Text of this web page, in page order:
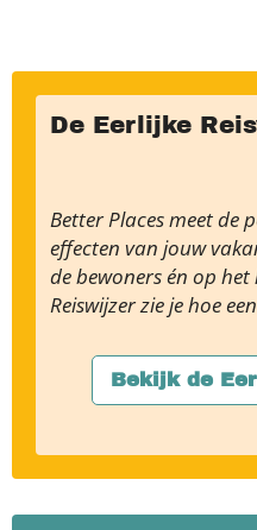
De Eerlijke
Better Places meet de
effecten van jouw
de bewoners én op
Reiswijzer zie je hoe
Bekijk de